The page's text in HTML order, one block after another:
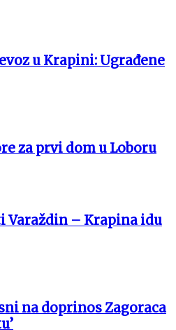
u Krapini: Ugrađene
za prvi dom u Loboru
Varaždin – Krapina idu
na doprinos Zagoraca